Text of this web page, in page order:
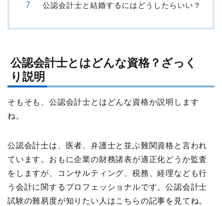
公認会計士と結婚するにはどうしたらいい？
公認会計士とはどんな資格？ざっく
り説明
そもそも、公認会計士とはどんな資格か説明します
ね。
公認会計士は、医者、弁護士と並ぶ難関資格と言われ
ています。おもに企業の財務諸表が適正化どうか監査
をしますが、コンサルティング、税務、経理なども行
う会計に関するプロフェッショナルです。公認会計士
試験の難易度が知りたい人はこちらの記事を見てね。